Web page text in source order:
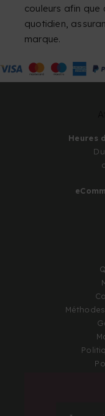
couleurs afin que
quotidien,
marque.
Heures